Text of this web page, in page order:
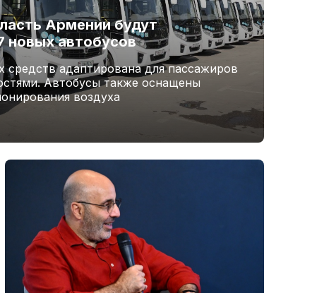
Армении будут
новых автобусов
средств адаптирована для пассажиров
Автобусы также оснащены
воздуха